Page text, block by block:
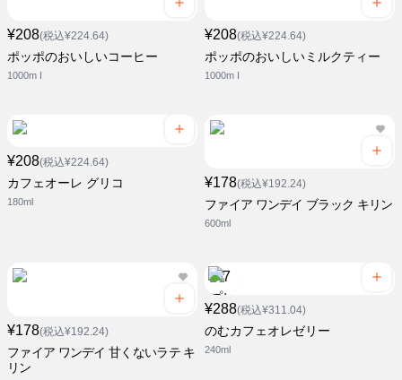
¥208(税込¥224.64)
ポッポのおいしいコーヒー
1000m I
¥208(税込¥224.64)
ポッポのおいしいミルクティー
1000m I
¥208(税込¥224.64)
カフェオーレ グリコ
180ml
¥178(税込¥192.24)
ファイア ワンデイ ブラック キリン
600ml
¥178(税込¥192.24)
ファイア ワンデイ 甘くないラテ キ
リン
¥288(税込¥311.04)
のむカフェオレゼリー
240ml